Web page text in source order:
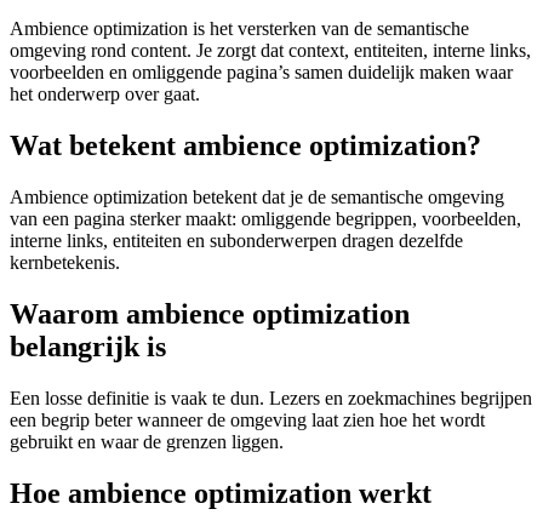
Ambience optimization is het versterken van de semantische
omgeving rond content. Je zorgt dat context, entiteiten, interne links,
voorbeelden en omliggende pagina’s samen duidelijk maken waar
het onderwerp over gaat.
Wat betekent ambience optimization?
Ambience optimization betekent dat je de semantische omgeving
van een pagina sterker maakt: omliggende begrippen, voorbeelden,
interne links, entiteiten en subonderwerpen dragen dezelfde
kernbetekenis.
Waarom ambience optimization
belangrijk is
Een losse definitie is vaak te dun. Lezers en zoekmachines begrijpen
een begrip beter wanneer de omgeving laat zien hoe het wordt
gebruikt en waar de grenzen liggen.
Hoe ambience optimization werkt